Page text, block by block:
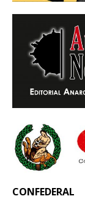
CONFEDERAL